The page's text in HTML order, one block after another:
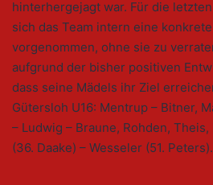
hinterhergejagt war. Für die
sich das Team intern eine
vorgenommen, ohne sie zu
aufgrund der bisher positiven
dass seine Mädels ihr Ziel
Gütersloh U16: Mentrup – Bitner,
– Ludwig – Braune, Rohden,
(36. Daake) – Wesseler (51. Peters).